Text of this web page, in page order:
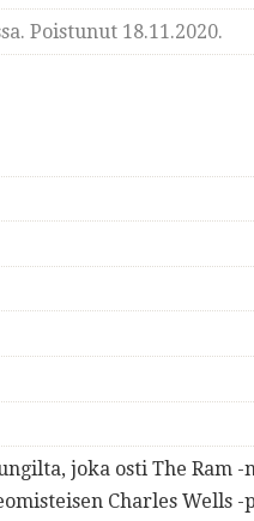
Poistunut 18.11.2020.
joka osti The Ram
Charles Wells